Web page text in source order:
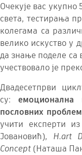
Очекује вас
света, тестирања
колегама са
велико искуство у
да знање поделе са
учествовало је
Двадесетпрви
су:
пословних
учити експерти
Јовановић), H.art
Concept (Наташа